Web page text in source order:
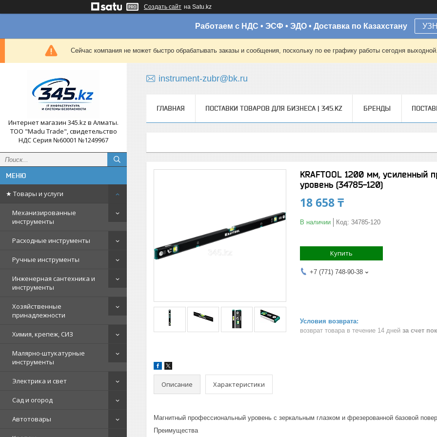
Создать сайт на Satu.kz
Работаем с НДС • ЭСФ • ЭДО • Доставка по Казахстану
Сейчас компания не может быстро обрабатывать заказы и сообщения, поскольку по ее графику работы сегодня
Интернет магазин 345.kz в Алматы.
ТОО "Madu Trade", свидетельство
НДС Серия №60001 №1249967
★ Товары и услуги
Механизированные
инструменты
Расходные инструменты
Ручные инструменты
Инженерная сантехника и
инструменты
Хозяйственные
принадлежности
Химия, крепеж, СИЗ
Малярно-штукатурные
инструменты
Электрика и свет
Сад и огород
Автотовары
instrument-zubr@bk.ru
ГЛАВНАЯ ПОСТАВКИ ТОВАРОВ ДЛЯ БИЗНЕСА | 345.KZ БРЕНДЫ
KRAFTOOL 1200 мм, усиленный
уровень (34785-120)
18 658 ₸
В наличии Код: 34785-120
Купить
+7 (771) 748-90-38
возврат товара в течение 14 дней за счет
Описание Характеристики
Магнитный профессиональный уровень с зеркальным глазком и фрезерованной базовой
Преимущества